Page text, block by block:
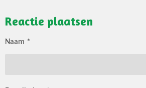
e
n
l
r
e
e
n
Reactie plaatsen
Naam *